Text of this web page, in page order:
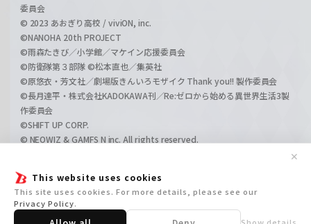
This website uses cookies
This site uses cookies. For more details, please see our
Privacy Policy.
Show details
✕
委員会
© 2023 あおぎり高校 / viviON, inc.
©NANOHA 20th PROJECT
©雨森たきび／小学館／マケイン応援委員会
©防衛隊第３部隊 ©松本直也／集英社
©原悠衣・芳文社／劇場版きんいろモザイク Thank you!! 製作委員会
©長月達平・株式会社KADOKAWA刊／Re:ゼロから始める異世界生活3製
作委員会
©SHIFT UP CORP.
© NEOWIZ & GAMFS N inc. All rights reserved.
©GIRLS und PANZER Film Projekt
©GIRLS und PANZER Finale Projekt